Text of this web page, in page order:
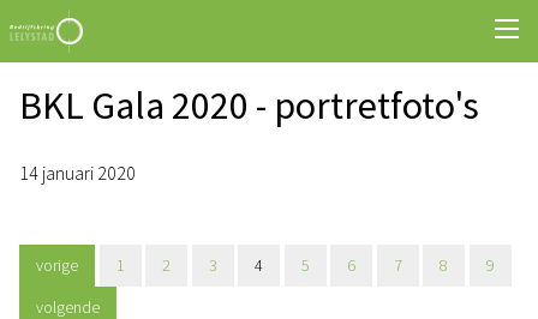
BKL Gala 2020 - portretfoto's
14 januari 2020
vorige 1 2 3 4 5 6 7 8
9
volgende